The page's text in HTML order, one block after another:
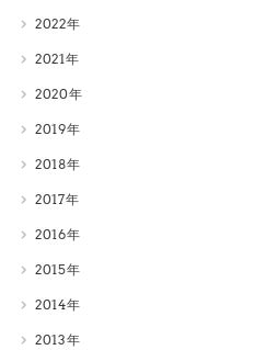
2022
2021
2020
2019
2018
2017
2016
2015
2014
2013